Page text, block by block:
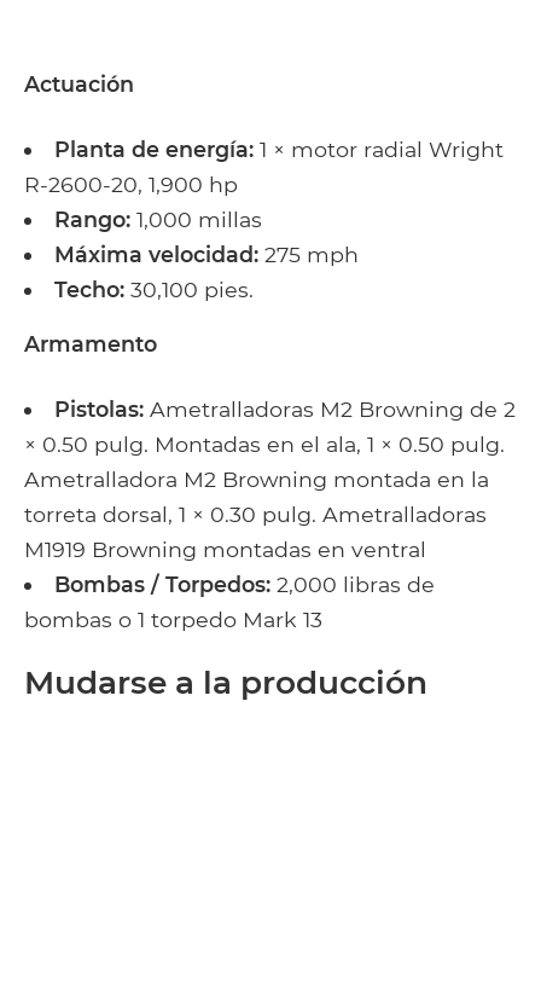
Actuación
Planta de energía:1 × motor radial Wright
R-2600-20, 1,900 hp
Rango:1,000 millas
Máxima velocidad:275 mph
Techo:30,100 pies.
Armamento
Pistolas:Ametralladoras M2 Browning de 2
× 0.50 pulg. Montadas en el ala, 1 × 0.50 pulg.
Ametralladora M2 Browning montada en la
torreta dorsal, 1 × 0.30 pulg. Ametralladoras
M1919 Browning montadas en ventral
Bombas / Torpedos:2,000 libras de
bombas o 1 torpedo Mark 13
Mudarse a la producción